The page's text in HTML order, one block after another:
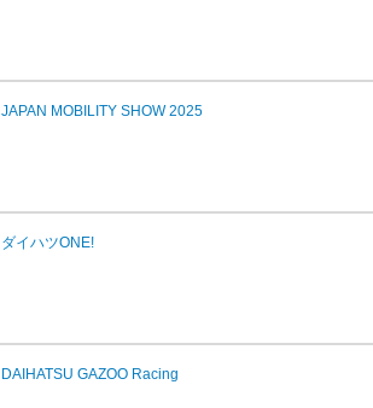
JAPAN MOBILITY SHOW 2025
ダイハツONE!
DAIHATSU GAZOO Racing